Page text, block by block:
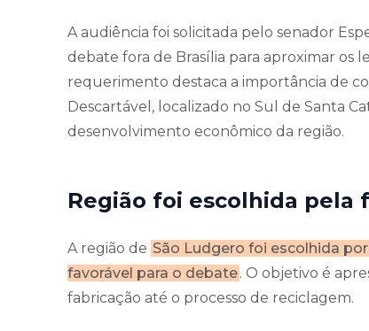
A audiência foi solicitada pelo senador
debate fora de Brasília para aproximar os
requerimento destaca a importância de
Descartável, localizado no Sul de Santa
desenvolvimento econômico da região.
Região foi escolhida pela
A região de São Ludgero foi escolhida
favorável para o debate. O objetivo é
fabricação até o processo de reciclagem.